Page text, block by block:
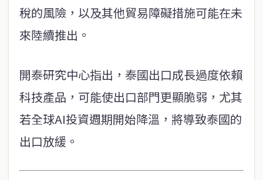
稅的風險，以及其他貿易障礙措施可能在未
來陸續推出。
開泰研究中心指出，泰國出口成長過度依賴
科技產品，可能使出口部門更顯脆弱，尤其
若全球AI投資週期開始降溫，將導致泰國的
出口放緩。